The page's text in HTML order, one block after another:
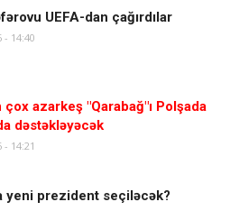
UEFA-dan çağırdılar
- 14:40
çox azarkeş "Qarabağ"ı Polşada
dəstəkləyəcək
- 14:21
yeni prezident seçiləcək?